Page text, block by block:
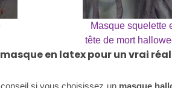
Masque squelette
tête de mort
en latex pour un vrai
si vous choisissez un masque